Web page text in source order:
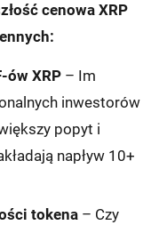
cenowa XRP
ów XRP – Im
inwestorów
popyt i
napływ 10+
tokena – Czy